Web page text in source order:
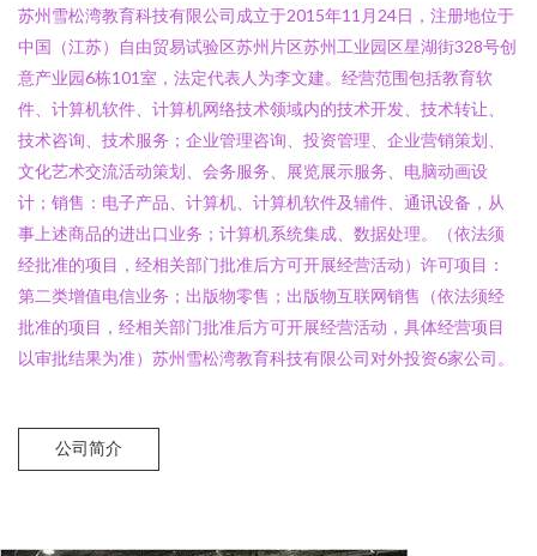
苏州雪松湾教育科技有限公司成立于2015年11月24日，注册地位于
中国（江苏）自由贸易试验区苏州片区苏州工业园区星湖街328号创
意产业园6栋101室，法定代表人为李文建。经营范围包括教育软
件、计算机软件、计算机网络技术领域内的技术开发、技术转让、
技术咨询、技术服务；企业管理咨询、投资管理、企业营销策划、
文化艺术交流活动策划、会务服务、展览展示服务、电脑动画设
计；销售：电子产品、计算机、计算机软件及辅件、通讯设备，从
事上述商品的进出口业务；计算机系统集成、数据处理。（依法须
经批准的项目，经相关部门批准后方可开展经营活动）许可项目：
第二类增值电信业务；出版物零售；出版物互联网销售（依法须经
批准的项目，经相关部门批准后方可开展经营活动，具体经营项目
以审批结果为准）苏州雪松湾教育科技有限公司对外投资6家公司。
公司简介